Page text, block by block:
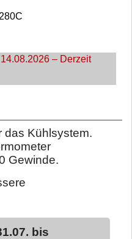
– Derzeit
das Kühlsystem.
Gewinde.
bis